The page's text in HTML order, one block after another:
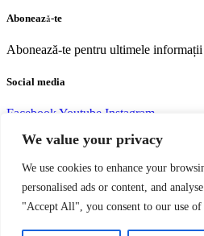
We value your privacy
We use cookies to enhance your
personalised ads or content, and
"Accept All", you consent to our use of
Abonează-te
Abonează-te pentru ultimele informații
Social media
FacebookYoutube Instagram
Copyright © 2004 – 2023 Editura
Pro Universitaria. Toate drepturile